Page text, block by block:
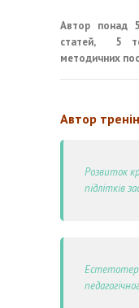
Автор понад
статей,
5
методичних
Автор
Розвиток
підлітків